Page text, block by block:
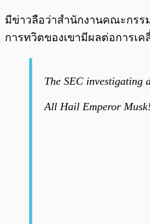
มีข่าวลือว่าสำนักงานคณะกรร
การทวิตของเขามีผลต่อการเค
The SEC investigating
All Hail Emperor Musk!